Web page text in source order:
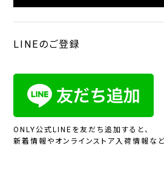
LINEのご登録
ONLY公式LINEを友だち追加すると、
新着情報やオンラインストア入荷情報な